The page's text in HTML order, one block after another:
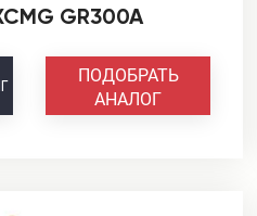
GR300A
ПОДОБРАТЬ
АНАЛОГ